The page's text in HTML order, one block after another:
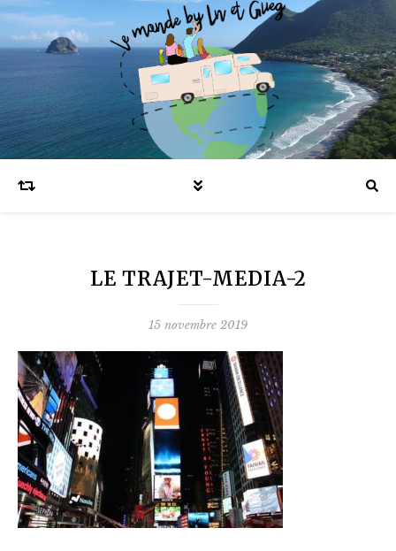
Blog voyages en famille et expatriation
LE TRAJET-MEDIA-2
15 novembre 2019